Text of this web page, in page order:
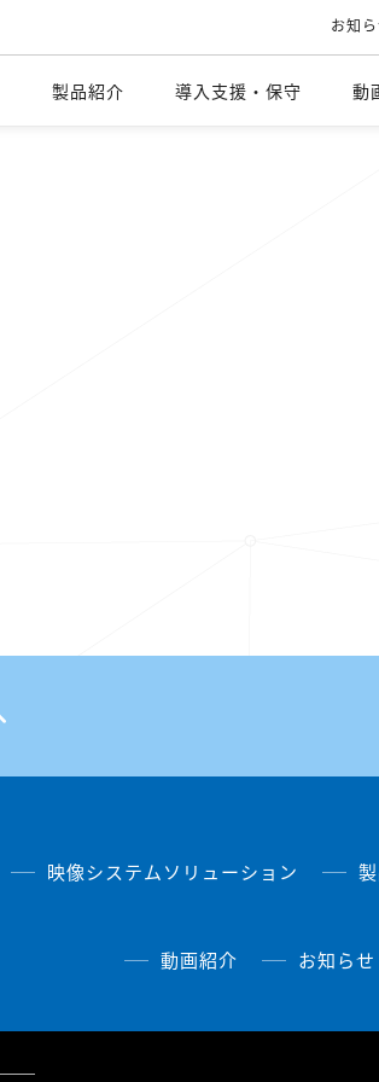
お知
製品紹介 導入支援・保守 動
映像システムソリューション
動画紹介 お知らせ